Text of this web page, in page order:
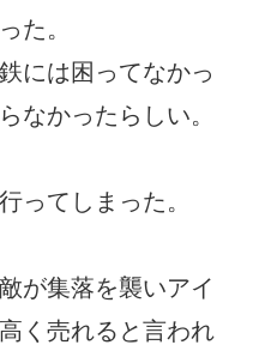
た。
には困ってなかっ
なかったらしい。
ってしまった。
が集落を襲いアイ
く売れると言われ